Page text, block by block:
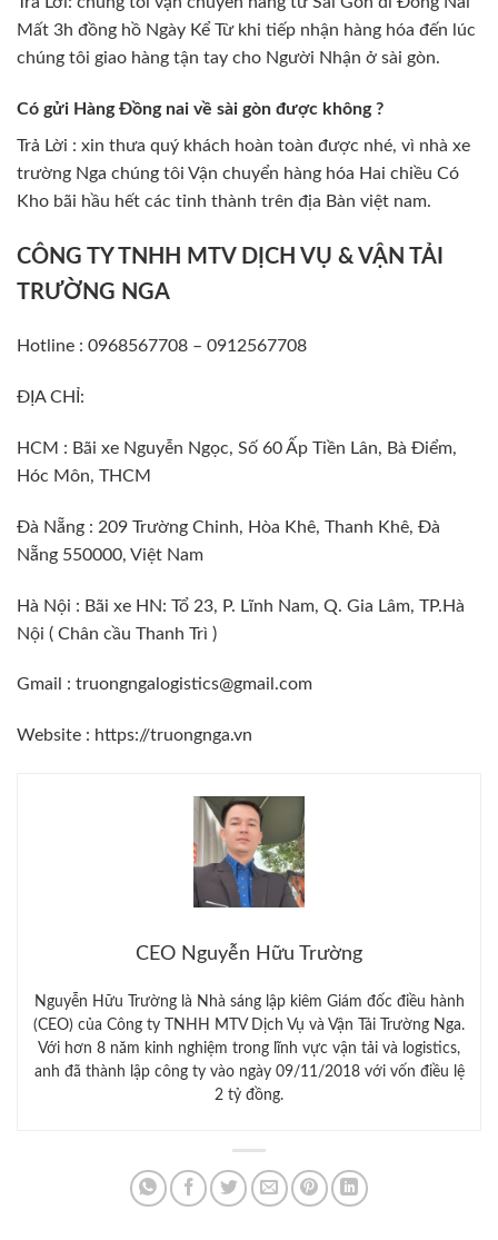
Mất 3h đồng hồ Ngày Kể Từ khi tiếp nhận hàng hóa đến lúc
chúng tôi giao hàng tận tay cho Người Nhận ở sài gòn.
Có gửi Hàng Đồng nai về sài gòn được không ?
Trả Lời : xin thưa quý khách hoàn toàn được nhé, vì nhà xe
trường Nga chúng tôi Vận chuyển hàng hóa Hai chiều Có
Kho bãi hầu hết các tỉnh thành trên địa Bàn việt nam.
CÔNG TY TNHH MTV DỊCH VỤ & VẬN TẢI
TRƯỜNG NGA
Hotline : 0968567708 – 0912567708
ĐỊA CHỈ:
HCM : Bãi xe Nguyễn Ngọc, Số 60 Ấp Tiền Lân, Bà Điểm,
Hóc Môn, THCM
Đà Nẵng : 209 Trường Chinh, Hòa Khê, Thanh Khê, Đà
Nẵng 550000, Việt Nam
Hà Nội : Bãi xe HN: Tổ 23, P. Lĩnh Nam, Q. Gia Lâm, TP.Hà
Nội ( Chân cầu Thanh Trì )
Gmail : truongngalogistics@gmail.com
Website : https://truongnga.vn
CEO Nguyễn Hữu Trường
Nguyễn Hữu Trường là Nhà sáng lập kiêm Giám đốc điều hành
(CEO) của Công ty TNHH MTV Dịch Vụ và Vận Tải Trường Nga.
Với hơn 8 năm kinh nghiệm trong lĩnh vực vận tải và logistics,
anh đã thành lập công ty vào ngày 09/11/2018 với vốn điều lệ
2 tỷ đồng.